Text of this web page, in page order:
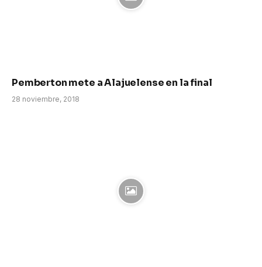
Pemberton mete a Alajuelense en la final
28 noviembre, 2018